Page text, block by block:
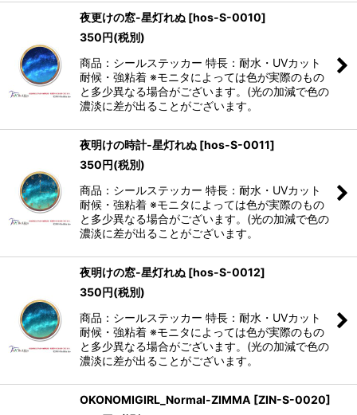
夜更けの窓-星灯れぬ [hos-S-0010]
350円(税別)
商品：シールステッカー 特長：耐水・UVカット
耐候・強粘着 ※モニタによっては色が実際のもの
と多少異なる場合がございます。(光の加減で色の
濃淡に差が出ることがございます。
夜明けの時計-星灯れぬ [hos-S-0011]
350円(税別)
商品：シールステッカー 特長：耐水・UVカット
耐候・強粘着 ※モニタによっては色が実際のもの
と多少異なる場合がございます。(光の加減で色の
濃淡に差が出ることがございます。
夜明けの窓-星灯れぬ [hos-S-0012]
350円(税別)
商品：シールステッカー 特長：耐水・UVカット
耐候・強粘着 ※モニタによっては色が実際のもの
と多少異なる場合がございます。(光の加減で色の
濃淡に差が出ることがございます。
OKONOMIGIRL_Normal-ZIMMA [ZIN-S-0020]